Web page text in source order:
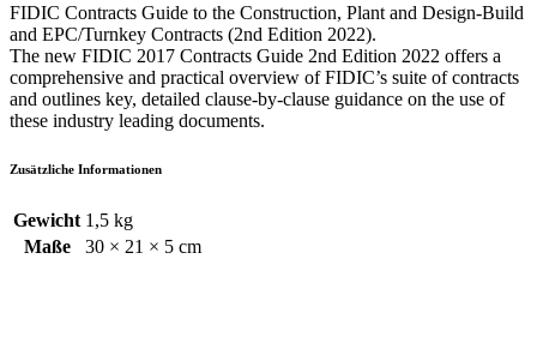
FIDIC Contracts Guide to the Construction, Plant and Design-Build
and EPC/Turnkey Contracts (2nd Edition 2022).
The new FIDIC 2017 Contracts Guide 2nd Edition 2022 offers a
comprehensive and practical overview of FIDIC’s suite of contracts
and outlines key, detailed clause-by-clause guidance on the use of
these industry leading documents.
Zusätzliche Informationen
Gewicht 1,5 kg
Maße
30 × 21 × 5 cm